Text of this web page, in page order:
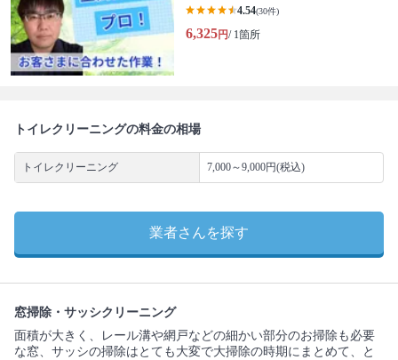
4.54(30件)
6,325円/ 1箇所
トイレクリーニングの料金の相場
トイレクリーニング 7,000～9,000円(税込)
業者さんを探す
窓掃除・サッシクリーニング
面積が大きく、レール溝や網戸などの細かい部分のお掃除も必要
な窓、サッシの掃除はとても大変で大掃除の時期にまとめて、と